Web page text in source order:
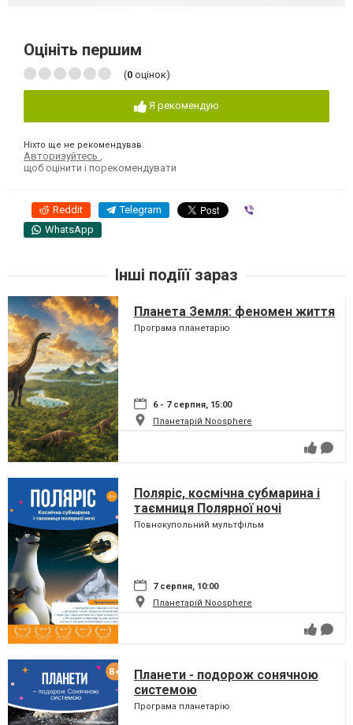
Оцініть першим
(0 оцінок)
Я рекомендую
Ніхто ще не рекомендував
Авторизуйтесь
щоб оцінити і порекомендувати
Reddit Telegram
WhatsApp
Інші подіїї зараз
Планета Земля: феномен життя
Програма планетарію
6 - 7 серпня, 15:00
Планетарій Noosphere
Поляріс, космічна субмарина і
таємниця Полярної ночі
Повнокупольний мультфільм
7 серпня, 10:00
Планетарій Noosphere
Планети - подорож сонячною
системою
Програма планетарію